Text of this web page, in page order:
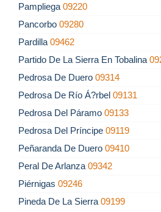
Pampliega 09220
Pancorbo 09280
Pardilla 09462
Partido De La Sierra En Tobalina
Pedrosa De Duero 09314
Pedrosa De Río Á?rbel 09131
Pedrosa Del Páramo 09133
Pedrosa Del Príncipe 09119
Peñaranda De Duero 09410
Peral De Arlanza 09342
Piérnigas 09246
Pineda De La Sierra 09199